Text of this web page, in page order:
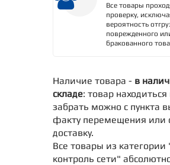
Все товары
проверку,
вероятность
поврежденного
бракованного
Наличие товара - в
складе: товар находиться
забрать можно с пункта
факту перемещения
доставку.
Все товары из
контроль сети"